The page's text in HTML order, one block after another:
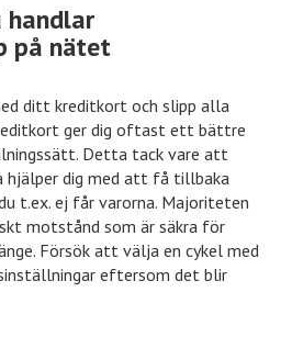
handlar
på nätet
ditt kreditkort och slipp alla
ger dig oftast ett bättre
Detta tack vare att
dig med att få tillbaka
t.ex. ej får varorna. Majoriteten
motstånd som är säkra för
Försök att välja en cykel med
eftersom det blir